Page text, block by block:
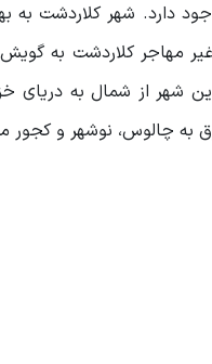
وجود دارد. شهر کلاردشت
مهاجر کلاردشت به
شهر از شمال به دریای
به چالوس، نوشهر و